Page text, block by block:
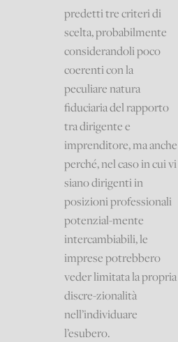
predetti tre criteri di
scelta, probabilmente
considerandoli poco
coerenti con la
peculiare natura
fiduciaria del rapporto
tra dirigente e
imprenditore, ma anche
perché, nel caso in cui vi
siano dirigenti in
posizioni professionali
potenzial-mente
intercambiabili, le
imprese potrebbero
veder limitata la propria
discre-zionalità
nell’individuare
l’esubero.